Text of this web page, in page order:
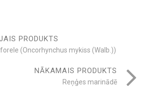
PRODUKTS
(Oncorhynchus mykiss (Walb.))
NĀKAMAIS PRODUKTS
Reņģes marinādē